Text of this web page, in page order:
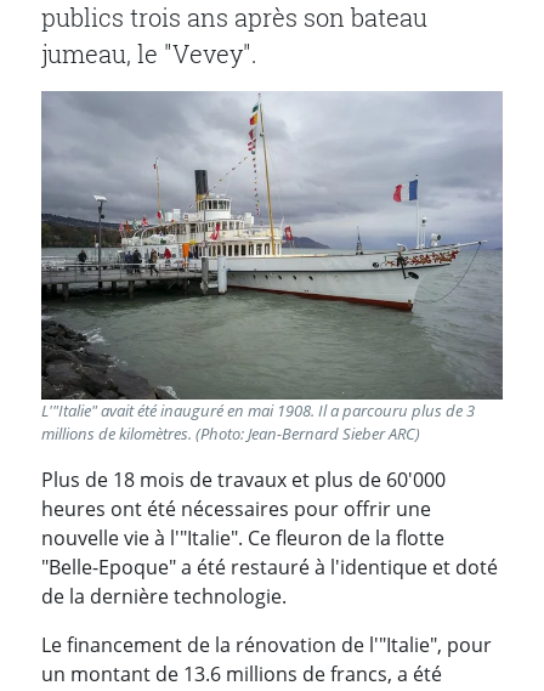
publics trois ans après son bateau
jumeau, le "Vevey".
L'"Italie" avait été inauguré en mai 1908. Il a parcouru plus de 3
millions de kilomètres. (Photo: Jean-Bernard Sieber ARC)
Plus de 18 mois de travaux et plus de 60'000
heures ont été nécessaires pour offrir une
nouvelle vie à l'"Italie". Ce fleuron de la flotte
"Belle-Epoque" a été restauré à l'identique et doté
de la dernière technologie.
Le financement de la rénovation de l'"Italie", pour
un montant de 13.6 millions de francs, a été